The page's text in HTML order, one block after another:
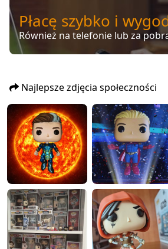
Płacę szybko i
Również na telefonie lub za
Najlepsze zdjęcia społeczności